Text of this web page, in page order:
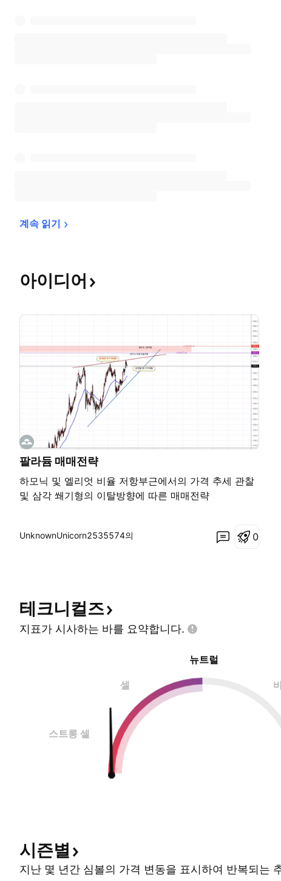
계속 읽기
아이디어
팔라듐 매매전략
하모닉 및 엘리엇 비율 저항부근에서의 가격 추세 관찰
및 삼각 쐐기형의 이탈방향에 따른 매매전략
UnknownUnicorn2535574의 0
테크니컬즈
지표가 시사하는 바를 요약합니다.
뉴트럴
셀
스트롱 셀
시즌별
지난 몇 년간 심볼의 가격 변동을 표시하여 반복되는